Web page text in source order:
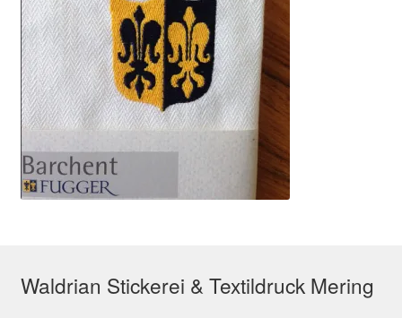
Waldrian Stickerei & Textildruck Mering